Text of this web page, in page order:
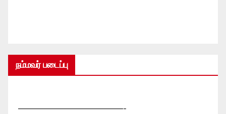
நம்மவர் படைப்பு
—————————————-